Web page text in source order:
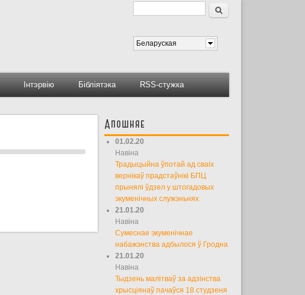
Форма пошуку
Пошук
Беларуская
Інтэрвію Бібліятэка RSS-стужка
Апошняе
01.02.20
Навіна
Традыцыйна ўпотай ад сваіх
вернікаў прадстаўнікі БПЦ
прынялі ўдзел у штогадовых
экуменічных служэньнях
21.01.20
Навіна
Сумеснае экуменічнае
набажэнства адбылося ў Гродна
21.01.20
Навіна
Тыдзень малітваў за адзінства
хрысціянаў пачаўся 18 студзеня